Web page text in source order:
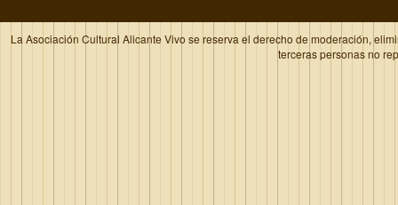
La Asociación Cultural Alicante Vivo se reserva el derecho de moderación,
terceras personas no